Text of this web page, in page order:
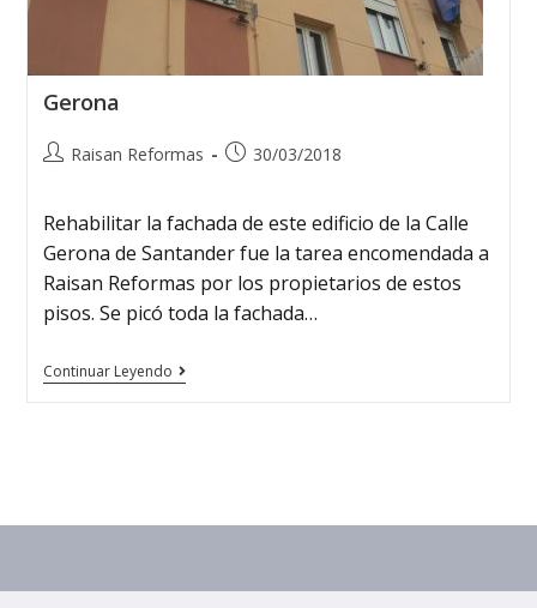
Gerona
Raisan Reformas 30/03/2018
Rehabilitar la fachada de este edificio de la Calle
Gerona de Santander fue la tarea encomendada a
Raisan Reformas por los propietarios de estos
pisos. Se picó toda la fachada…
Continuar Leyendo